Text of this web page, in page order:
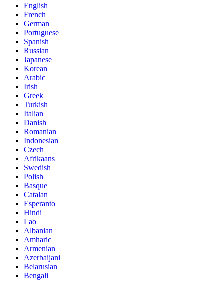
English
French
German
Portuguese
Spanish
Russian
Japanese
Korean
Arabic
Irish
Greek
Turkish
Italian
Danish
Romanian
Indonesian
Czech
Afrikaans
Swedish
Polish
Basque
Catalan
Esperanto
Hindi
Lao
Albanian
Amharic
Armenian
Azerbaijani
Belarusian
Bengali